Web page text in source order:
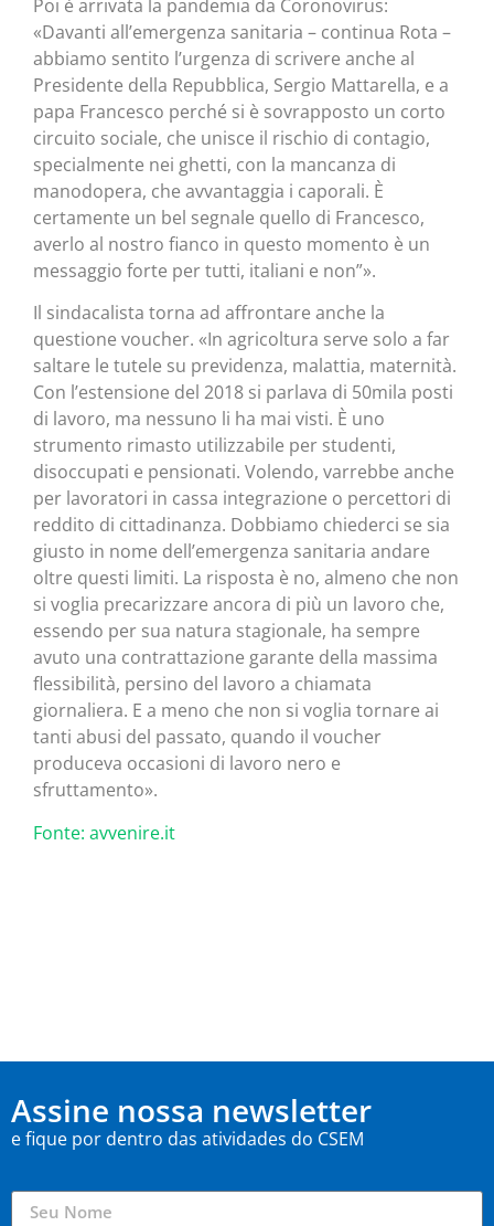
Poi è arrivata la pandemia da Coronovirus:
«Davanti all’emergenza sanitaria – continua Rota –
abbiamo sentito l’urgenza di scrivere anche al
Presidente della Repubblica, Sergio Mattarella, e a
papa Francesco perché si è sovrapposto un corto
circuito sociale, che unisce il rischio di contagio,
specialmente nei ghetti, con la mancanza di
manodopera, che avvantaggia i caporali. È
certamente un bel segnale quello di Francesco,
averlo al nostro fianco in questo momento è un
messaggio forte per tutti, italiani e non”».
Il sindacalista torna ad affrontare anche la
questione voucher. «In agricoltura serve solo a far
saltare le tutele su previdenza, malattia, maternità.
Con l’estensione del 2018 si parlava di 50mila posti
di lavoro, ma nessuno li ha mai visti. È uno
strumento rimasto utilizzabile per studenti,
disoccupati e pensionati. Volendo, varrebbe anche
per lavoratori in cassa integrazione o percettori di
reddito di cittadinanza. Dobbiamo chiederci se sia
giusto in nome dell’emergenza sanitaria andare
oltre questi limiti. La risposta è no, almeno che non
si voglia precarizzare ancora di più un lavoro che,
essendo per sua natura stagionale, ha sempre
avuto una contrattazione garante della massima
flessibilità, persino del lavoro a chiamata
giornaliera. E a meno che non si voglia tornare ai
tanti abusi del passato, quando il voucher
produceva occasioni di lavoro nero e
sfruttamento».
Fonte: avvenire.it
Assine nossa newsletter
e fique por dentro das atividades do CSEM